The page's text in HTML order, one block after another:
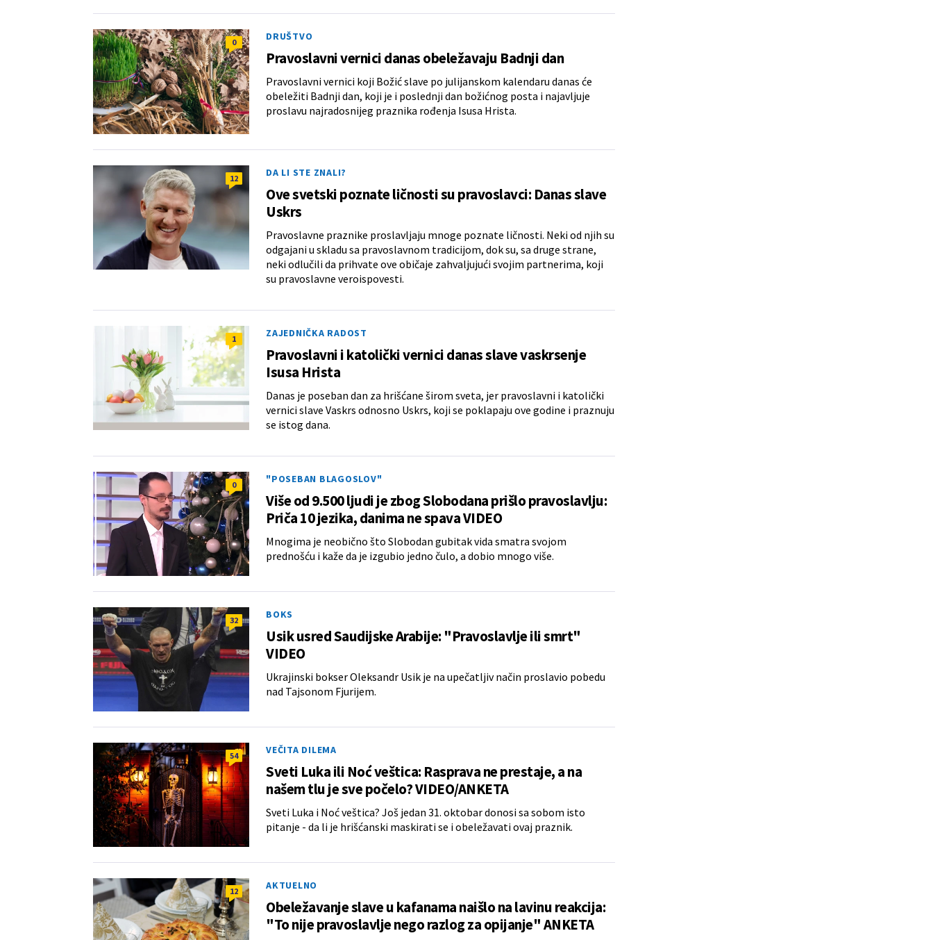
0 DRUŠTVO
Pravoslavni vernici danas obeležavaju Badnji dan
Pravoslavni vernici koji Božić slave po julijanskom kalendaru danas će
obeležiti Badnji dan, koji je i poslednji dan božićnog posta i najavljuje
proslavu najradosnijeg praznika rođenja Isusa Hrista.
12 DA LI STE ZNALI?
Ove svetski poznate ličnosti su pravoslavci: Danas slave
Uskrs
Pravoslavne praznike proslavljaju mnoge poznate ličnosti. Neki od njih su
odgajani u skladu sa pravoslavnom tradicijom, dok su, sa druge strane,
neki odlučili da prihvate ove običaje zahvaljujući svojim partnerima, koji
su pravoslavne veroispovesti.
1 ZAJEDNIČKA RADOST
Pravoslavni i katolički vernici danas slave vaskrsenje
Isusa Hrista
Danas je poseban dan za hrišćane širom sveta, jer pravoslavni i katolički
vernici slave Vaskrs odnosno Uskrs, koji se poklapaju ove godine i praznuju
se istog dana.
0 "POSEBAN BLAGOSLOV"
Više od 9.500 ljudi je zbog Slobodana prišlo pravoslavlju:
Priča 10 jezika, danima ne spava VIDEO
Mnogima je neobično što Slobodan gubitak vida smatra svojom
prednošću i kaže da je izgubio jedno čulo, a dobio mnogo više.
32 BOKS
Usik usred Saudijske Arabije: "Pravoslavlje ili smrt"
VIDEO
Ukrajinski bokser Oleksandr Usik je na upečatljiv način proslavio pobedu
nad Tajsonom Fjurijem.
54 VEČITA DILEMA
Sveti Luka ili Noć veštica: Rasprava ne prestaje, a na
našem tlu je sve počelo? VIDEO/ANKETA
Sveti Luka i Noć veštica? Još jedan 31. oktobar donosi sa sobom isto
pitanje - da li je hrišćanski maskirati se i obeležavati ovaj praznik.
12 AKTUELNO
Obeležavanje slave u kafanama naišlo na lavinu reakcija:
"To nije pravoslavlje nego razlog za opijanje" ANKETA